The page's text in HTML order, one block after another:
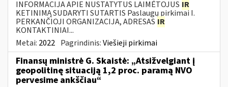
INFORMACIJA APIE NUSTATYTUS LAIMĖTOJUS IR
KETINIMĄ SUDARYTI SUTARTIS Paslaugų pirkimai I.
PERKANČIOJI ORGANIZACIJA, ADRESAS IR
KONTAKTINIAI...
Metai: 2022 Pagrindinis:Viešieji pirkimai
Finansų ministrė G. Skaistė: „Atsižvelgiant į
geopolitinę situaciją 1,2 proc. paramą NVO
pervesime ankščiau“